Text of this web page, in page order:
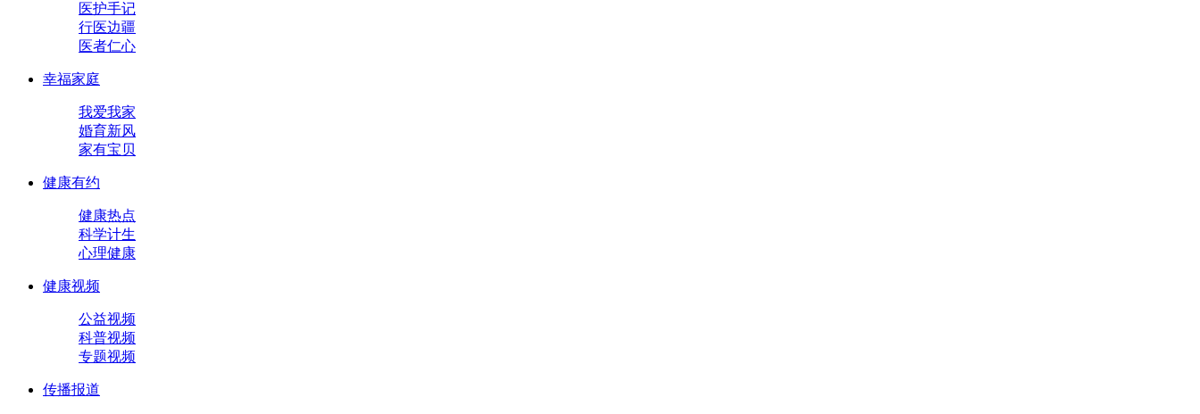
医护手记
行医边疆
医者仁心
幸福家庭
我爱我家
婚育新风
家有宝贝
健康有约
健康热点
科学计生
心理健康
健康视频
公益视频
科普视频
专题视频
传播报道